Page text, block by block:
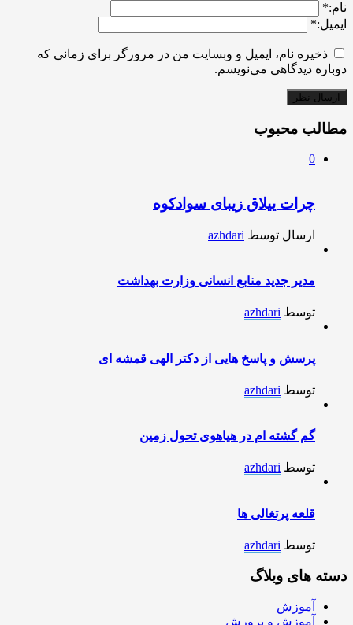
نام:*
ایمیل:*
ذخیره نام، ایمیل و وبسایت من در مرورگر برای زمانی که
دوباره دیدگاهی می‌نویسم.
مطالب محبوب
0
چرات ییلاق زیبای سوادکوه
ارسال توسط azhdari
مدیر جدید منابع انسانی وزارت بهداشت
توسط azhdari
پرسش و پاسخ هایی از دکتر الهی قمشه ای
توسط azhdari
گم گشته ام در هیاهوی تحول زمین
توسط azhdari
قلعه پرتغالی ها
توسط azhdari
دسته های وبلاگ
آموزش
آموزش و پرورش